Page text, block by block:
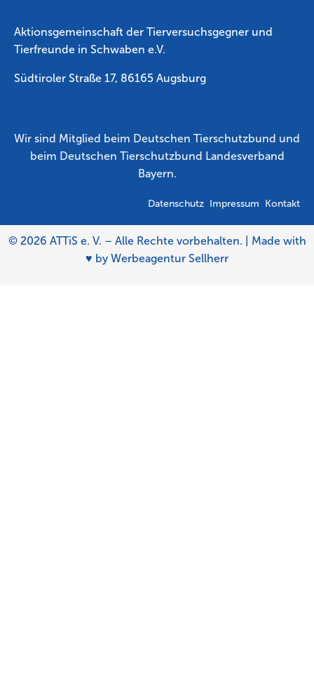
Aktionsgemeinschaft der Tierversuchsgegner und
Tierfreunde in Schwaben e.V.
Südtiroler Straße 17, 86165 Augsburg
Wir sind Mitglied beim Deutschen Tierschutzbund und
beim Deutschen Tierschutzbund Landesverband
Bayern.
Datenschutz Impressum Kontakt
© 2026 ATTiS e. V. – Alle Rechte vorbehalten. | Made with
♥ by Werbeagentur Sellherr